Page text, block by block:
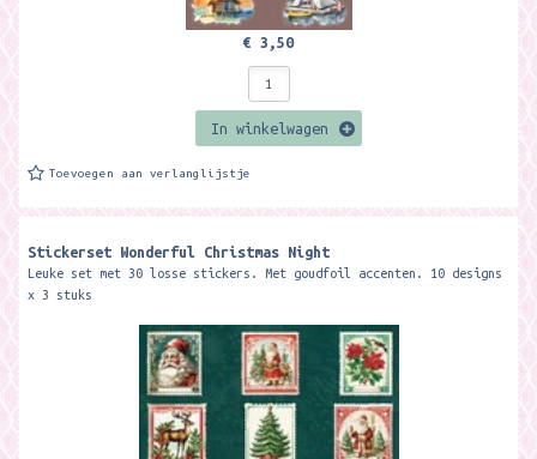
€ 3,50
In winkelwagen
Toevoegen aan verlanglijstje
Stickerset Wonderful Christmas Night
Leuke set met 30 losse stickers. Met goudfoil accenten. 10 designs
x 3 stuks